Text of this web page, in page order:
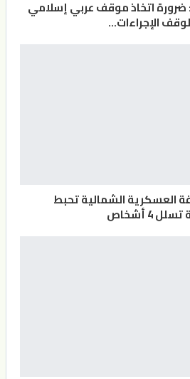
ضرورة اتخاذ موقف عربي إسلامي
الإجراءات…
العسكرية الشمالية تحبط
4 أشخاص